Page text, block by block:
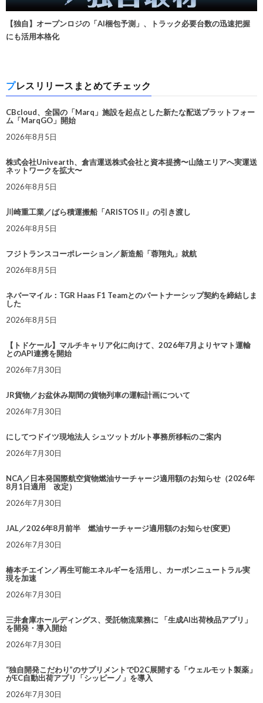
【独自】オープンロジの「AI梱包予測」、トラック必要台数の迅速把握
にも活用本格化
プレスリリースまとめてチェック
CBcloud、全国の「Marq」施設を起点とした新たな配送プラットフォー
ム「MarqGO」開始
2026年8月5日
株式会社Univearth、倉吉運送株式会社と資本提携〜山陰エリアへ実運送
ネットワークを拡大〜
2026年8月5日
川崎重工業／ばら積運搬船「ARISTOS II」の引き渡し
2026年8月5日
フジトランスコーポレーション／新造船「蓉翔丸」就航
2026年8月5日
ネバーマイル：TGR Haas F1 Teamとのパートナーシップ契約を締結しま
した
2026年8月5日
【トドケール】マルチキャリア化に向けて、2026年7月よりヤマト運輸
とのAPI連携を開始
2026年7月30日
JR貨物／お盆休み期間の貨物列車の運転計画について
2026年7月30日
にしてつドイツ現地法人 シュツットガルト事務所移転のご案内
2026年7月30日
NCA／日本発国際航空貨物燃油サーチャージ適用額のお知らせ（2026年
8月1日適用 改定）
2026年7月30日
JAL／2026年8月前半 燃油サーチャージ適用額のお知らせ(変更)
2026年7月30日
椿本チエイン／再生可能エネルギーを活用し、カーボンニュートラル実
現を加速
2026年7月30日
三井倉庫ホールディングス、受託物流業務に 「生成AI出荷検品アプリ」
を開発・導入開始
2026年7月30日
“独自開発こだわり”のサプリメントでD2C展開する「ウェルモット製薬」
がEC自動出荷アプリ「シッピーノ」を導入
2026年7月30日